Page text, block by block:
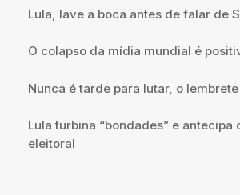
Lula, lave a boca antes de falar de
O colapso da mídia mundial é
Nunca é tarde para lutar, o
Lula turbina “bondades” e antecipa
eleitoral